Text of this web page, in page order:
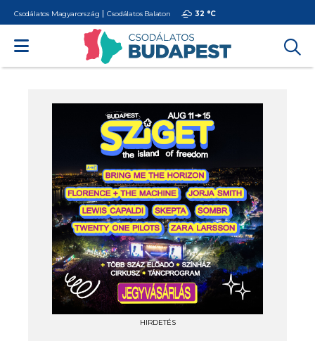
Csodálatos Magyarország Csodálatos Balaton 32 °C
HIRDETÉS